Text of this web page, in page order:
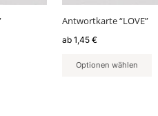
Antwortkarte “LOVE”
ab 1,45 €
Optionen wählen
werden